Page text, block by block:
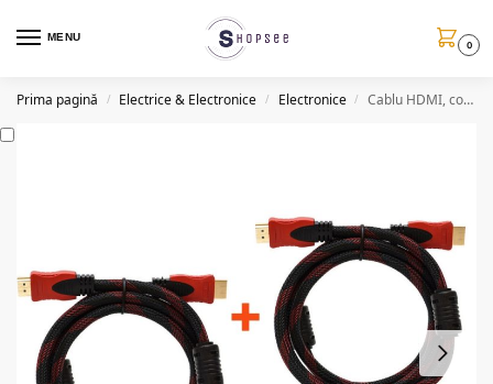
MENU
0
Prima pagină / Electrice & Electronice / Electronice / Cablu HDMI, conectori tata, 3 metri, 1+1 gratis